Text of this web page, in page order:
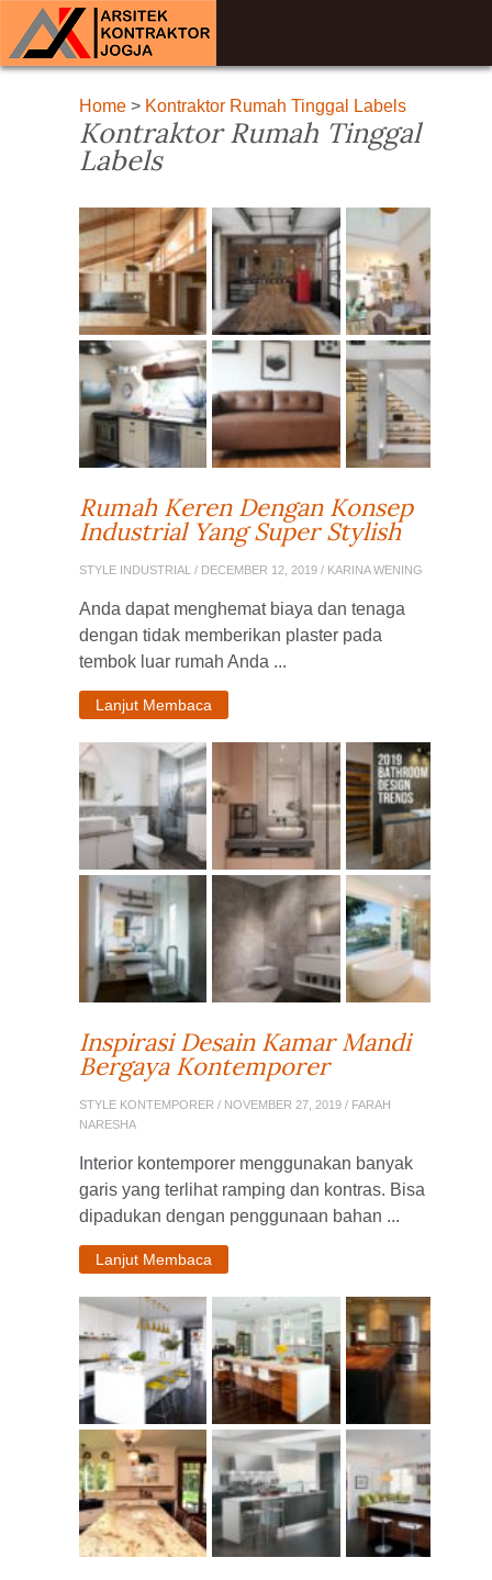
Home> Kontraktor Rumah Tinggal Labels
Kontraktor Rumah Tinggal
Labels
Rumah Keren Dengan Konsep
Industrial Yang Super Stylish
STYLE INDUSTRIAL / DECEMBER 12, 2019 / KARINA WENING
Anda dapat menghemat biaya dan tenaga
dengan tidak memberikan plaster pada
tembok luar rumah Anda ...
Lanjut Membaca
Inspirasi Desain Kamar Mandi
Bergaya Kontemporer
STYLE KONTEMPORER / NOVEMBER 27, 2019 / FARAH
NARESHA
Interior kontemporer menggunakan banyak
garis yang terlihat ramping dan kontras. Bisa
dipadukan dengan penggunaan bahan ...
Lanjut Membaca